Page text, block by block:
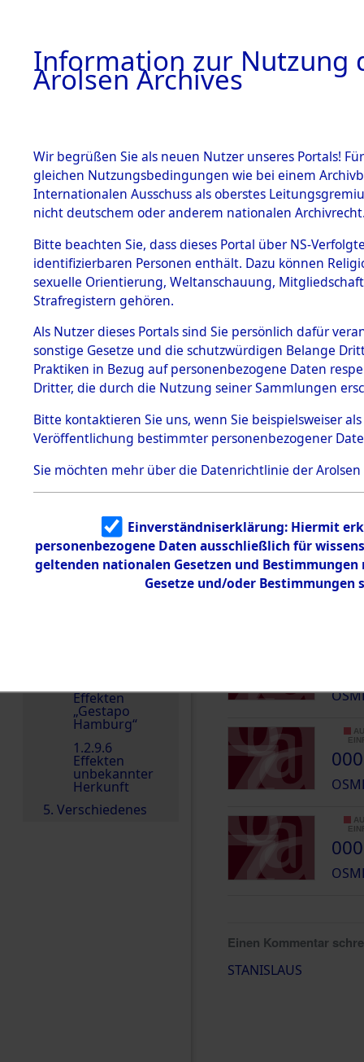
BESTÄNDE
1.
Inhaftierungsdoku
mente
1.2.9 Beim ITS
verwahrte
1.2.9.1
Effekten aus
dem KZ
Dachau
Effekten aus
dem KZ
Dachau,
Landesentsch
ädigungsamt
1.2.9.3
Effekten aus
dem KZ
Neuengamm
Effekten
„Gestapo
Hamburg“
1.2.9.6
Effekten
unbekannter
Herkunft
5. Verschiedenes
3Akten
Land
Slowenien
5.8.2021: Die
Familien (oder
zurückgegeben. Auf
Einen Kommentar
STANISLAUS
Information zur Nutzung
Arolsen Archives
Wir begrüßen Sie als neuen Nutzer unseres Portals!
gleichen Nutzungsbedingungen wie bei einem
Internationalen Ausschuss als oberstes
nicht deutschem oder anderem nationalen
Bitte beachten Sie, dass dieses Portal über NS-
identifizierbaren Personen enthält. Dazu können
sexuelle Orientierung, Weltanschauung,
Strafregistern gehören.
Als Nutzer dieses Portals sind Sie persönlich dafür
sonstige Gesetze und die schutzwürdigen Belange
Praktiken in Bezug auf personenbezogene Daten
Dritter, die durch die Nutzung seiner Sammlungen
Bitte kontaktieren Sie uns, wenn Sie beispielsweiser
Veröffentlichung bestimmter personenbezogener
Sie möchten mehr über die Datenrichtlinie der Arolsen
Einverständniserklärung: Hiermit
personenbezogene Daten ausschließlich für
geltenden nationalen Gesetzen und
Gesetze und/oder Bestimmungen